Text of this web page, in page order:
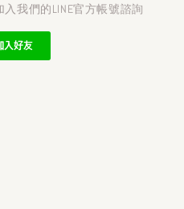
我們的LINE官方帳號諮詢